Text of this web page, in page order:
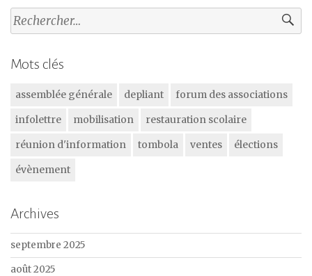
Rechercher :
Mots clés
assemblée générale depliant
forum des associations
infolettre
mobilisation
restauration scolaire
réunion d'information
tombola ventes
élections
évènement
Archives
septembre 2025
août 2025